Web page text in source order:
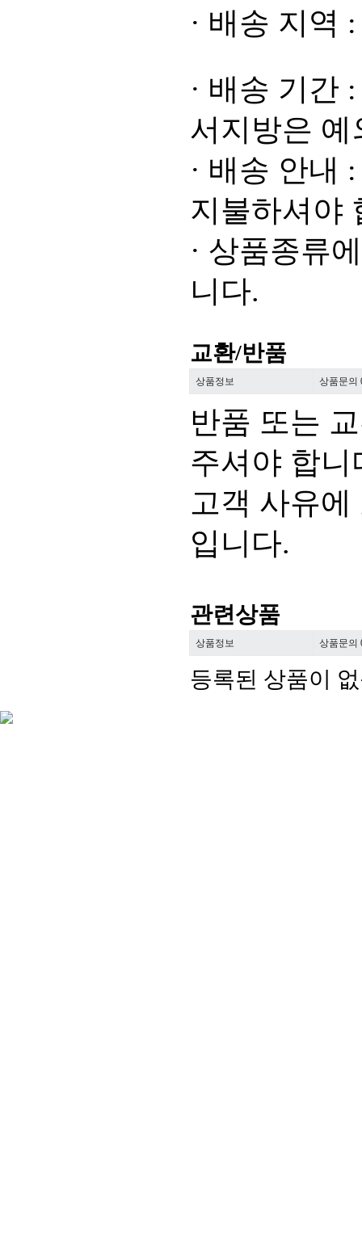
· 배송 지역
· 배송 기간
서지방은 예
· 배송 안내
지불하셔야
· 상품종류
니다.
교환/반품
상품정보 상품문의
반품 또는
주셔야 합니
고객 사유에
입니다.
관련상품
상품정보 상품문의
등록된 상품이